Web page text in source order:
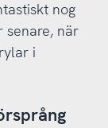
nog
senare, när
i